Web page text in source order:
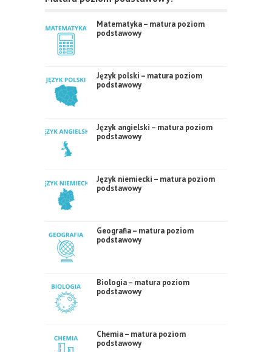
Matematyka – matura poziom
podstawowy
Język polski – matura poziom
podstawowy
Język angielski – matura poziom
podstawowy
Język niemiecki – matura poziom
podstawowy
Geografia – matura poziom
podstawowy
Biologia – matura poziom
podstawowy
Chemia – matura poziom
podstawowy